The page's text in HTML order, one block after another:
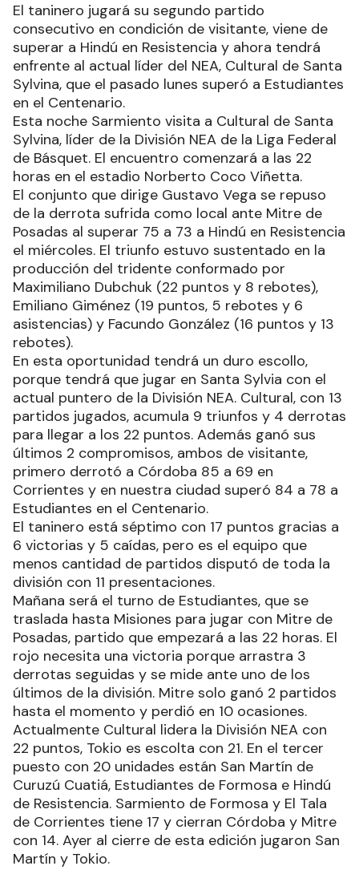
El taninero jugará su segundo partido
consecutivo en condición de visitante, viene de
superar a Hindú en Resistencia y ahora tendrá
enfrente al actual líder del NEA, Cultural de Santa
Sylvina, que el pasado lunes superó a Estudiantes
en el Centenario.
Esta noche Sarmiento visita a Cultural de Santa
Sylvina, líder de la División NEA de la Liga Federal
de Básquet. El encuentro comenzará a las 22
horas en el estadio Norberto Coco Viñetta.
El conjunto que dirige Gustavo Vega se repuso
de la derrota sufrida como local ante Mitre de
Posadas al superar 75 a 73 a Hindú en Resistencia
el miércoles. El triunfo estuvo sustentado en la
producción del tridente conformado por
Maximiliano Dubchuk (22 puntos y 8 rebotes),
Emiliano Giménez (19 puntos, 5 rebotes y 6
asistencias) y Facundo González (16 puntos y 13
rebotes).
En esta oportunidad tendrá un duro escollo,
porque tendrá que jugar en Santa Sylvia con el
actual puntero de la División NEA. Cultural, con 13
partidos jugados, acumula 9 triunfos y 4 derrotas
para llegar a los 22 puntos. Además ganó sus
últimos 2 compromisos, ambos de visitante,
primero derrotó a Córdoba 85 a 69 en
Corrientes y en nuestra ciudad superó 84 a 78 a
Estudiantes en el Centenario.
El taninero está séptimo con 17 puntos gracias a
6 victorias y 5 caídas, pero es el equipo que
menos cantidad de partidos disputó de toda la
división con 11 presentaciones.
Mañana será el turno de Estudiantes, que se
traslada hasta Misiones para jugar con Mitre de
Posadas, partido que empezará a las 22 horas. El
rojo necesita una victoria porque arrastra 3
derrotas seguidas y se mide ante uno de los
últimos de la división. Mitre solo ganó 2 partidos
hasta el momento y perdió en 10 ocasiones.
Actualmente Cultural lidera la División NEA con
22 puntos, Tokio es escolta con 21. En el tercer
puesto con 20 unidades están San Martín de
Curuzú Cuatiá, Estudiantes de Formosa e Hindú
de Resistencia. Sarmiento de Formosa y El Tala
de Corrientes tiene 17 y cierran Córdoba y Mitre
con 14. Ayer al cierre de esta edición jugaron San
Martín y Tokio.